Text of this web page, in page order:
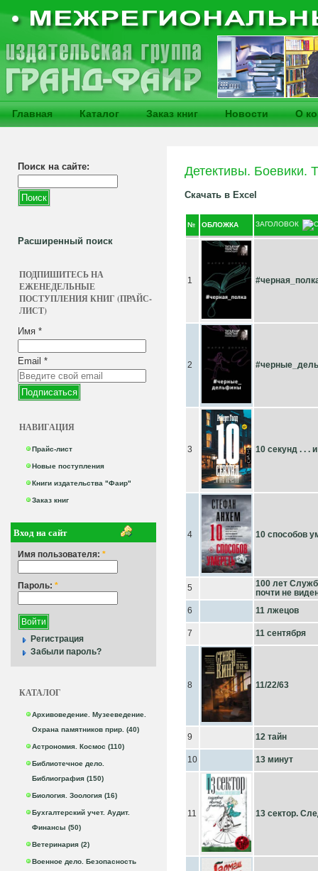
Главная Каталог Заказ книг Новости О
Поиск на сайте:
Расширенный поиск
ПОДПИШИТЕСЬ НА
ЕЖЕНЕДЕЛЬНЫЕ
ПОСТУПЛЕНИЯ КНИГ (ПРАЙС-
ЛИСТ)
Имя *
Email *
НАВИГАЦИЯ
Прайс-лист
Новые поступления
Книги издательства "Фаир"
Заказ книг
Вход на сайт
Имя пользователя: *
Пароль: *
Регистрация
Забыли пароль?
КАТАЛОГ
Архивоведение. Музееведение.
Охрана памятников прир. (40)
Астрономия. Космос (110)
Библиотечное дело.
Библиография (150)
Биология. Зоология (16)
Бухгалтерский учет. Аудит.
Финансы (50)
Ветеринария (2)
Военное дело. Безопасность
Детективы. Боевики.
Скачать в Excel
№ ОБЛОЖКА ЗАГОЛОВОК
1
2
3 10 секунд . . .
4 10 способов
5
100 лет
почти не
6
11 лжецов
7 11 сентября
8 11/22/63
9 12 тайн
10 13 минут
11 13 сектор.